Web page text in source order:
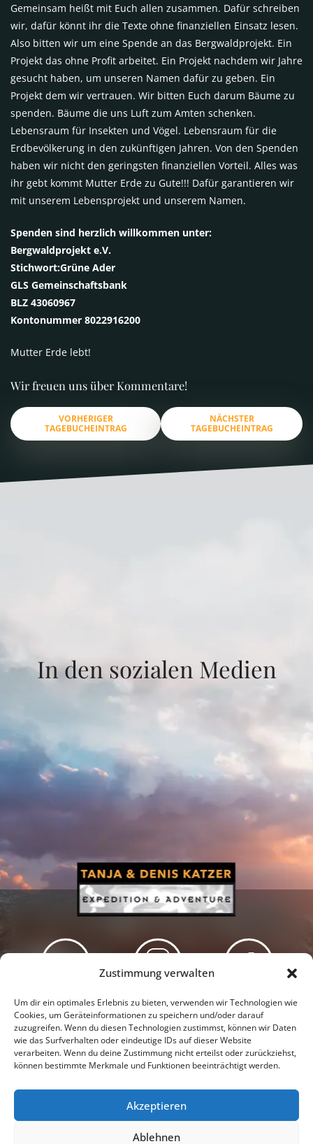
Zustimmung verwalten
Um dir ein optimales Erlebnis zu bieten, verwenden wir Technologien wie
Cookies, um Geräteinformationen zu speichern und/oder darauf
zuzugreifen. Wenn du diesen Technologien zustimmst, können wir Daten
wie das Surfverhalten oder eindeutige IDs auf dieser Website
verarbeiten. Wenn du deine Zustimmung nicht erteilst oder zurückziehst,
können bestimmte Merkmale und Funktionen beeinträchtigt werden.
Akzeptieren
Ablehnen
Gemeinsam heißt mit Euch allen zusammen. Dafür schreiben
wir, dafür könnt ihr die Texte ohne finanziellen Einsatz lesen.
Also bitten wir um eine Spende an das Bergwaldprojekt. Ein
Projekt das ohne Profit arbeitet. Ein Projekt nachdem wir Jahre
gesucht haben, um unseren Namen dafür zu geben. Ein
Projekt dem wir vertrauen. Wir bitten Euch darum Bäume zu
spenden. Bäume die uns Luft zum Amten schenken.
Lebensraum für Insekten und Vögel. Lebensraum für die
Erdbevölkerung in den zukünftigen Jahren. Von den Spenden
haben wir nicht den geringsten finanziellen Vorteil. Alles was
ihr gebt kommt Mutter Erde zu Gute!!! Dafür garantieren wir
mit unserem Lebensprojekt und unserem Namen.
Spenden sind herzlich willkommen unter:
Bergwaldprojekt e.V.
Stichwort:Grüne Ader
GLS Gemeinschaftsbank
BLZ 43060967
Kontonummer 8022916200
Mutter Erde lebt!
Wir freuen uns über Kommentare!
VORHERIGER
TAGEBUCHEINTRAG
NÄCHSTER
TAGEBUCHEINTRAG
In den sozialen Medien
Newsletter Podcast Facebook
Datenschutzerklärung